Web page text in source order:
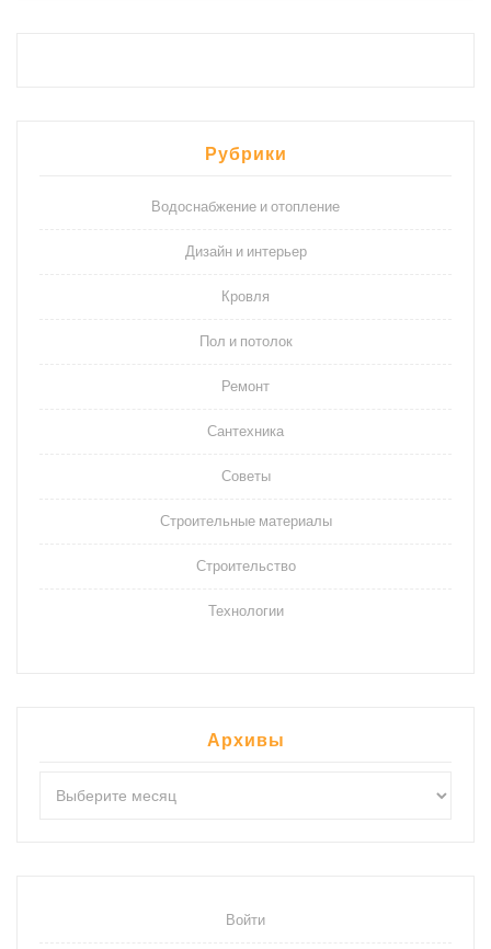
Рубрики
Водоснабжение и отопление
Дизайн и интерьер
Кровля
Пол и потолок
Ремонт
Сантехника
Советы
Строительные материалы
Строительство
Технологии
Архивы
Войти